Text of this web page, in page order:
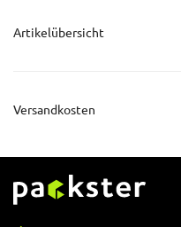
Artikelübersicht
Versandkosten